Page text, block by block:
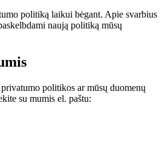
politiką laikui bėgant. Apie svarbius
naują politiką mūsų
politikos ar mūsų duomenų
su mumis el. paštu: